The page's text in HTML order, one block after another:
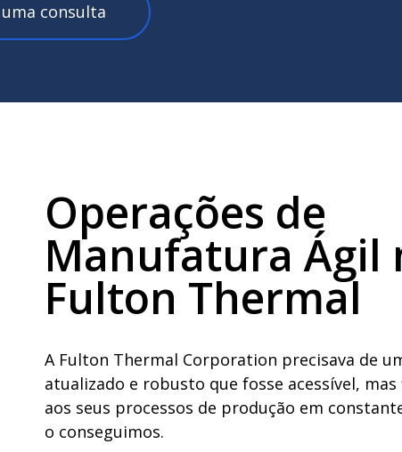
consulta
Operações de
Manufatura Ágil
Fulton Thermal
A Fulton Thermal Corporation precisava de
atualizado e robusto que fosse acessível,
aos seus processos de produção em
o conseguimos.